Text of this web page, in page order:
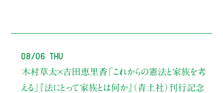
08/06 Thu
木村草太×吉田恵里香 「これからの憲法と家族を考
える」
『法にとって家族とは何か』（青土社）刊行記念